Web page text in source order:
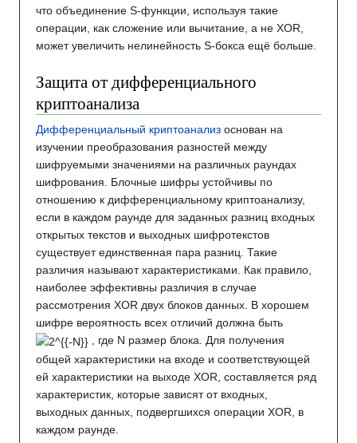
что объединение S-функции, используя такие
операции, как сложение или вычитание, а не XOR,
может увеличить нелинейность S-бокса ещё больше.
Защита от дифференциального
криптоанализа
Дифференциальный криптоанализ основан на
изучении преобразования разностей между
шифруемыми значениями на различных раундах
шифрования. Блочные шифры устойчивы по
отношению к дифференциальному криптоанализу,
если в каждом раунде для заданных разниц входных
открытых текстов и выходных шифротекстов
существует единственная пара разниц. Такие
различия называют характеристиками. Как правило,
наиболее эффективны различия в случае
рассмотрения XOR двух блоков данных. В хорошем
шифре вероятность всех отличий должна быть
, где N размер блока. Для получения
общей характеристики на входе и соответствующей
ей характеристики на выходе XOR, составляется ряд
характеристик, которые зависят от входных,
выходных данных, подвергшихся операции XOR, в
каждом раунде.